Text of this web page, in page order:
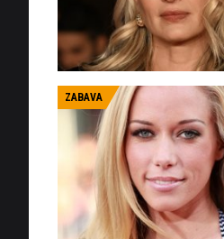
ZABAVA